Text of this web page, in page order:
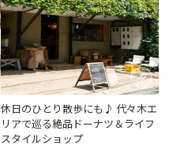
休日のひとり散歩にも♪ 代々木エ
リアで巡る絶品ドーナツ＆ライフ
スタイルショップ